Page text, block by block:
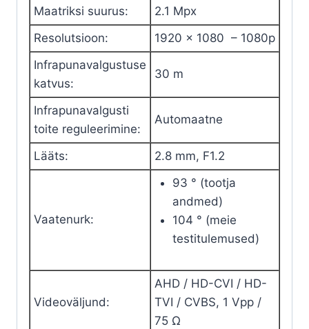
mm
BCS
BASIC
quantity
Maatriksi suurus: 2.1 Mpx
Resolutsioon: 1920 x 1080 – 1080p
Infrapunavalgustuse
katvus:
30 m
Infrapunavalgusti
toite reguleerimine:
Automaatne
Lääts: 2.8 mm, F1.2
Vaatenurk:
93 ° (tootja
andmed)
104 ° (meie
testitulemused)
Videoväljund:
AHD / HD-CVI / HD-
TVI / CVBS, 1 Vpp /
75 Ω